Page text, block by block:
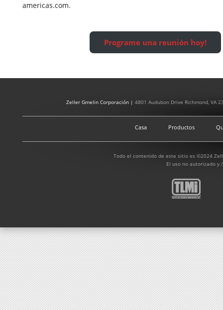
americas.com.
Programe una reunión hoy!
Zeller Gmelin Corporación | 4801 Audubon Drive Richmond, VA
Casa Productos
Todo el contenido de este sitio es ©2024
El uso no autorizado y